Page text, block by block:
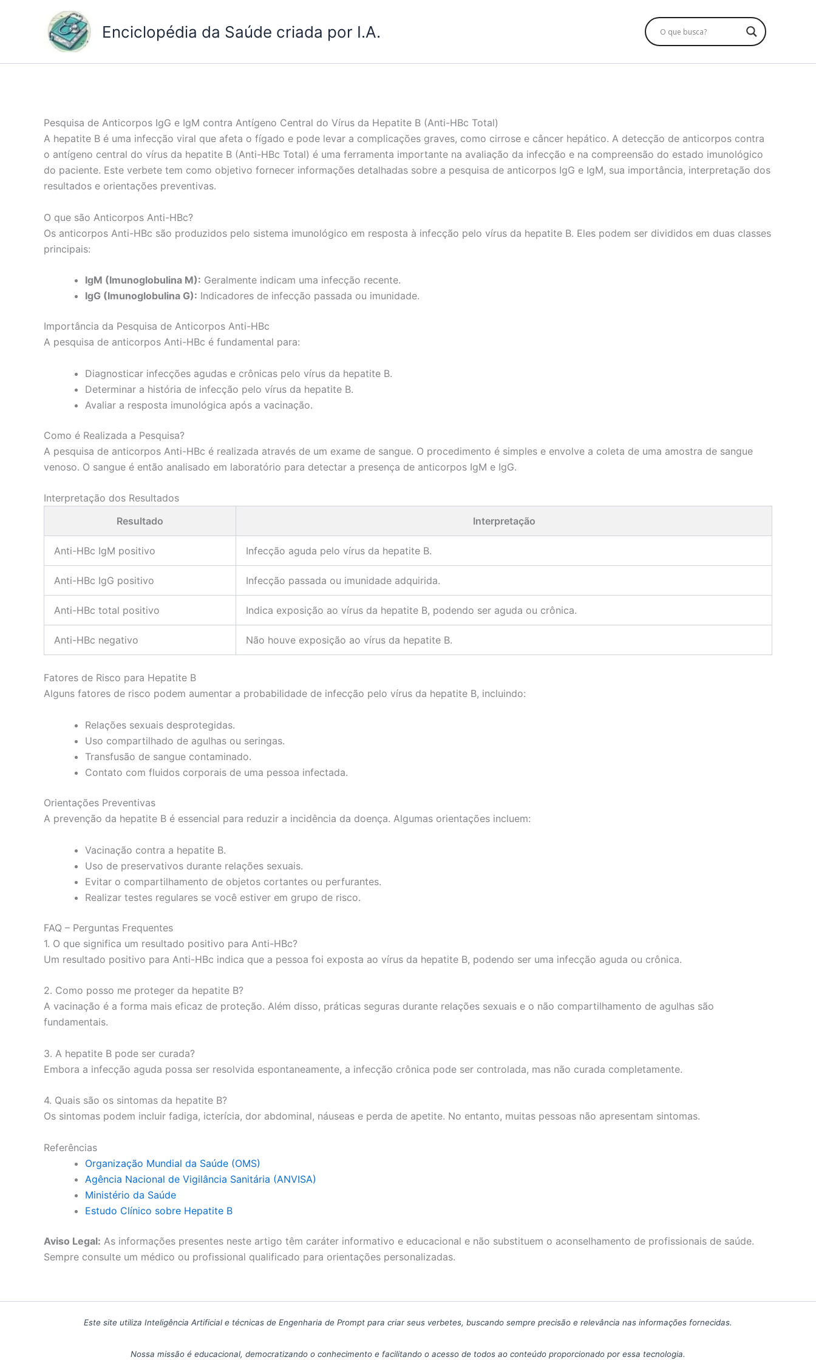
Enciclopédia da Saúde criada por I.A.
Pesquisa de Anticorpos IgG e IgM contra Antígeno Central do Vírus da Hepatite B (Anti-HBc Total)
A hepatite B é uma infecção viral que afeta o fígado e pode levar a complicações graves, como cirrose e câncer hepático. A detecção de anticorpos contra
o antígeno central do vírus da hepatite B (Anti-HBc Total) é uma ferramenta importante na avaliação da infecção e na compreensão do estado imunológico
do paciente. Este verbete tem como objetivo fornecer informações detalhadas sobre a pesquisa de anticorpos IgG e IgM, sua importância, interpretação dos
resultados e orientações preventivas.
O que são Anticorpos Anti-HBc?
Os anticorpos Anti-HBc são produzidos pelo sistema imunológico em resposta à infecção pelo vírus da hepatite B. Eles podem ser divididos em duas classes
principais:
IgM (Imunoglobulina M): Geralmente indicam uma infecção recente.
IgG (Imunoglobulina G): Indicadores de infecção passada ou imunidade.
Importância da Pesquisa de Anticorpos Anti-HBc
A pesquisa de anticorpos Anti-HBc é fundamental para:
Diagnosticar infecções agudas e crônicas pelo vírus da hepatite B.
Determinar a história de infecção pelo vírus da hepatite B.
Avaliar a resposta imunológica após a vacinação.
Como é Realizada a Pesquisa?
A pesquisa de anticorpos Anti-HBc é realizada através de um exame de sangue. O procedimento é simples e envolve a coleta de uma amostra de sangue
venoso. O sangue é então analisado em laboratório para detectar a presença de anticorpos IgM e IgG.
Interpretação dos Resultados
Resultado
Interpretação
Anti-HBc IgM positivo Infecção aguda pelo vírus da hepatite B.
Anti-HBc IgG positivo Infecção passada ou imunidade adquirida.
Anti-HBc total positivo Indica exposição ao vírus da hepatite B, podendo ser aguda ou crônica.
Anti-HBc negativo Não houve exposição ao vírus da hepatite B.
Fatores de Risco para Hepatite B
Alguns fatores de risco podem aumentar a probabilidade de infecção pelo vírus da hepatite B, incluindo:
Relações sexuais desprotegidas.
Uso compartilhado de agulhas ou seringas.
Transfusão de sangue contaminado.
Contato com fluidos corporais de uma pessoa infectada.
Orientações Preventivas
A prevenção da hepatite B é essencial para reduzir a incidência da doença. Algumas orientações incluem:
Vacinação contra a hepatite B.
Uso de preservativos durante relações sexuais.
Evitar o compartilhamento de objetos cortantes ou perfurantes.
Realizar testes regulares se você estiver em grupo de risco.
FAQ – Perguntas Frequentes
1. O que significa um resultado positivo para Anti-HBc?
Um resultado positivo para Anti-HBc indica que a pessoa foi exposta ao vírus da hepatite B, podendo ser uma infecção aguda ou crônica.
2. Como posso me proteger da hepatite B?
A vacinação é a forma mais eficaz de proteção. Além disso, práticas seguras durante relações sexuais e o não compartilhamento de agulhas são
fundamentais.
3. A hepatite B pode ser curada?
Embora a infecção aguda possa ser resolvida espontaneamente, a infecção crônica pode ser controlada, mas não curada completamente.
4. Quais são os sintomas da hepatite B?
Os sintomas podem incluir fadiga, icterícia, dor abdominal, náuseas e perda de apetite. No entanto, muitas pessoas não apresentam sintomas.
Referências
Organização Mundial da Saúde (OMS)
Agência Nacional de Vigilância Sanitária (ANVISA)
Ministério da Saúde
Estudo Clínico sobre Hepatite B
Aviso Legal: As informações presentes neste artigo têm caráter informativo e educacional e não substituem o aconselhamento de profissionais de saúde.
Sempre consulte um médico ou profissional qualificado para orientações personalizadas.
Este site utiliza Inteligência Artificial e técnicas de Engenharia de Prompt para criar seus verbetes, buscando sempre precisão e relevância nas informações fornecidas.
Nossa missão é educacional, democratizando o conhecimento e facilitando o acesso de todos ao conteúdo proporcionado por essa tecnologia.